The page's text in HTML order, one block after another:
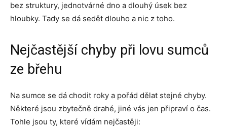
bez struktury, jednotvárné dno a dlouhý úsek bez
hloubky. Tady se dá sedět dlouho a nic z toho.
Nejčastější chyby při lovu sumců
ze břehu
Na sumce se dá chodit roky a pořád dělat stejné chyby.
Některé jsou zbytečně drahé, jiné vás jen připraví o čas.
Tohle jsou ty, které vídám nejčastěji: